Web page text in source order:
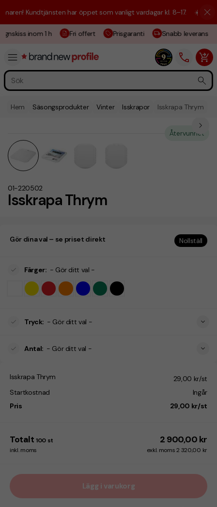
Kundtjänsten har öppet som vanligt vardagar kl. 8–17. ☀️ Vi är
inom 1 h Fri offert Prisgaranti Snabb leverans
Hem Säsongsprodukter Vinter Isskrapor Isskrapa Thrym
Isskrapa Thrym
01-220502
Återvunnet
Gör dina val – se priset direkt Nollställ
Färger: - Gör ditt val -
Tryck: - Gör ditt val -
Antal: - Gör ditt val -
Isskrapa Thrym
29,00 kr/st
Startkostnad
Ingår
Pris
29,00 kr/st
Totalt 100 st 2 900,00 kr
inkl. moms exkl. moms 2 320,00 kr
Lägg i varukorg